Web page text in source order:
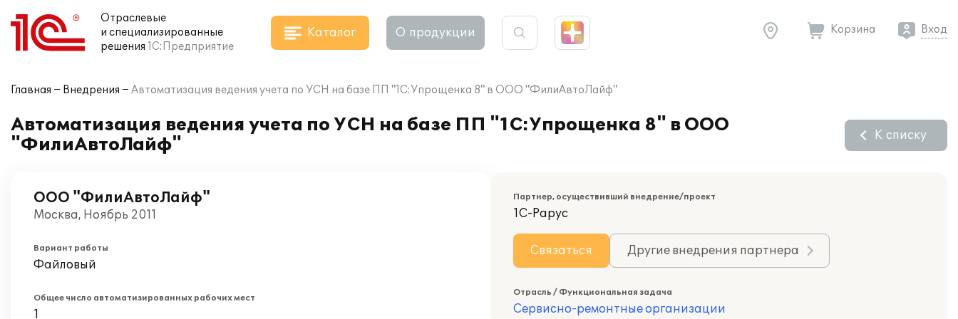
Отраслевые
и специализированные
решения 1С:Предприятие
Каталог О продукции Корзина Вход
Главная Внедрения Автоматизация ведения учета по УСН на базе ПП "1С:Упрощенка 8" в ООО "ФилиАвтоЛайф"
Автоматизация ведения учета по УСН на базе ПП "1С:Упрощенка 8" в ООО
"ФилиАвтоЛайф"
К списку
ООО "ФилиАвтоЛайф"
Москва, Ноябрь 2011
Вариант работы
Файловый
Общее число автоматизированных рабочих мест
1
Партнер, осуществивший внедрение/проект
1С-Рарус
Связаться Другие внедрения партнера
Отрасль / Функциональная задача
Сервисно-ремонтные организации